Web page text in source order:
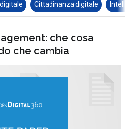
Cittadinanza digitale
che cosa
che cambia